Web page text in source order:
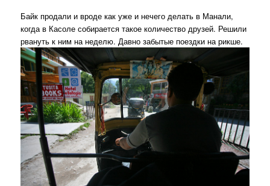
Байк продали и вроде как уже и нечего делать в Манали,
когда в Касоле собирается такое количество друзей. Решили
рвануть к ним на неделю. Давно забытые поездки на рикше.